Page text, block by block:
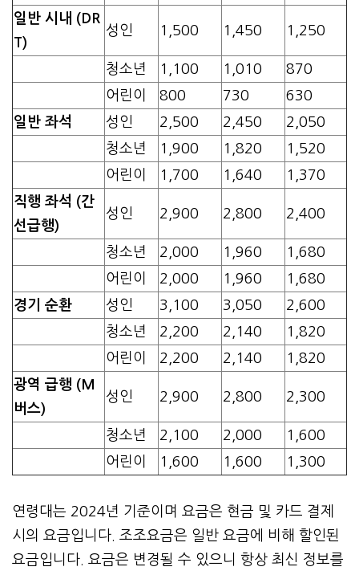
일반 시내 (DR
T)
성인 1,500 1,450 1,250
청소년 1,100 1,010
870
어린이
800 730
630
일반 좌석
성인 2,500 2,450
2,050
청소년
1,900 1,820
1,520
어린이
1,700 1,640
1,370
직행 좌석 (간
선급행)
성인 2,900 2,800 2,400
청소년 2,000 1,960
1,680
어린이
2,000 1,960
1,680
경기 순환
성인 3,100 3,050
2,600
청소년
2,200 2,140
1,820
어린이
2,200 2,140
1,820
광역 급행 (M
버스)
성인 2,900 2,800 2,300
청소년 2,100 2,000
1,600
어린이
1,600 1,600 1,300
연령대는 2024년 기준이며 요금은 현금 및 카드 결제
시의 요금입니다. 조조요금은 일반 요금에 비해 할인된
요금입니다. 요금은 변경될 수 있으니 항상 최신 정보를